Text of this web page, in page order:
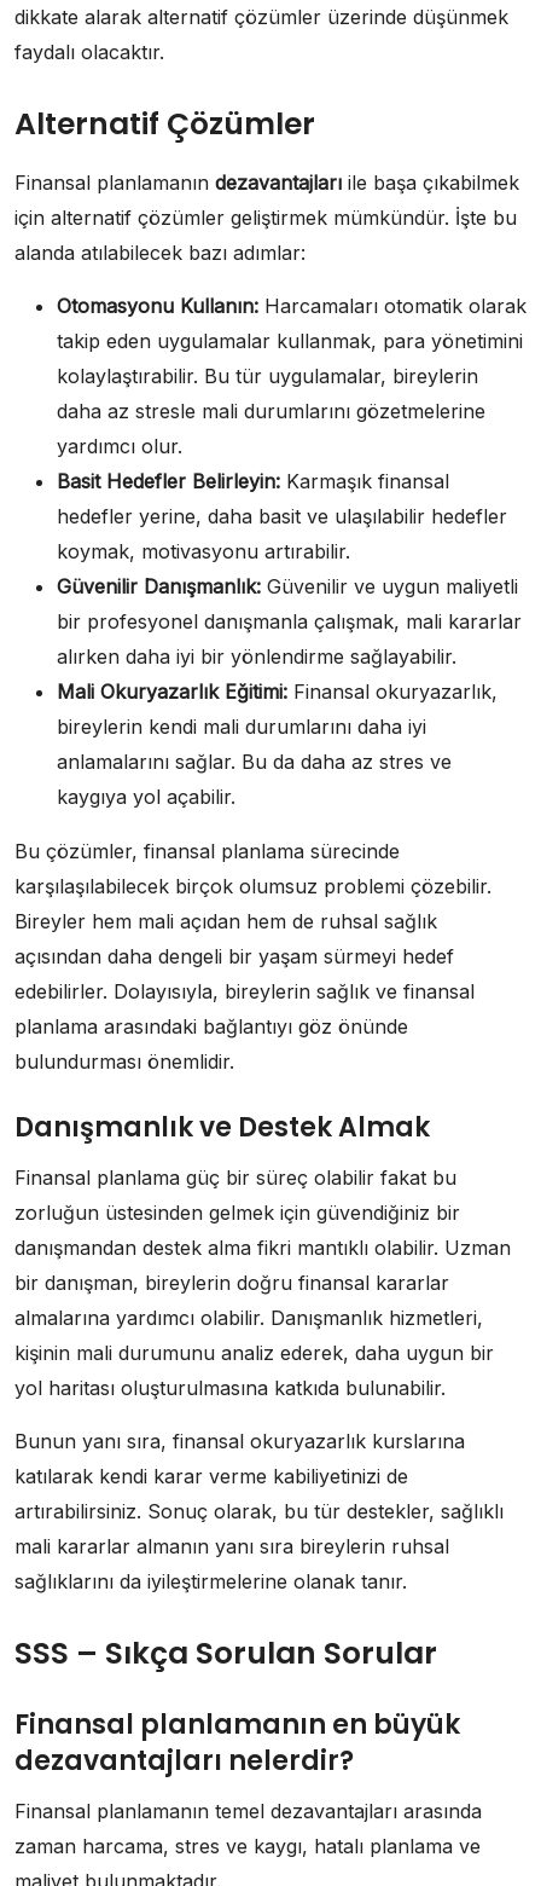
dikkate alarak alternatif çözümler üzerinde düşünmek
faydalı olacaktır.
Alternatif Çözümler
Finansal planlamanın dezavantajları ile başa çıkabilmek
için alternatif çözümler geliştirmek mümkündür. İşte bu
alanda atılabilecek bazı adımlar:
Otomasyonu Kullanın: Harcamaları otomatik olarak
takip eden uygulamalar kullanmak, para yönetimini
kolaylaştırabilir. Bu tür uygulamalar, bireylerin
daha az stresle mali durumlarını gözetmelerine
yardımcı olur.
Basit Hedefler Belirleyin: Karmaşık finansal
hedefler yerine, daha basit ve ulaşılabilir hedefler
koymak, motivasyonu artırabilir.
Güvenilir Danışmanlık: Güvenilir ve uygun maliyetli
bir profesyonel danışmanla çalışmak, mali kararlar
alırken daha iyi bir yönlendirme sağlayabilir.
Mali Okuryazarlık Eğitimi: Finansal okuryazarlık,
bireylerin kendi mali durumlarını daha iyi
anlamalarını sağlar. Bu da daha az stres ve
kaygıya yol açabilir.
Bu çözümler, finansal planlama sürecinde
karşılaşılabilecek birçok olumsuz problemi çözebilir.
Bireyler hem mali açıdan hem de ruhsal sağlık
açısından daha dengeli bir yaşam sürmeyi hedef
edebilirler. Dolayısıyla, bireylerin sağlık ve finansal
planlama arasındaki bağlantıyı göz önünde
bulundurması önemlidir.
Danışmanlık ve Destek Almak
Finansal planlama güç bir süreç olabilir fakat bu
zorluğun üstesinden gelmek için güvendiğiniz bir
danışmandan destek alma fikri mantıklı olabilir. Uzman
bir danışman, bireylerin doğru finansal kararlar
almalarına yardımcı olabilir. Danışmanlık hizmetleri,
kişinin mali durumunu analiz ederek, daha uygun bir
yol haritası oluşturulmasına katkıda bulunabilir.
Bunun yanı sıra, finansal okuryazarlık kurslarına
katılarak kendi karar verme kabiliyetinizi de
artırabilirsiniz. Sonuç olarak, bu tür destekler, sağlıklı
mali kararlar almanın yanı sıra bireylerin ruhsal
sağlıklarını da iyileştirmelerine olanak tanır.
SSS – Sıkça Sorulan Sorular
Finansal planlamanın en büyük
dezavantajları nelerdir?
Finansal planlamanın temel dezavantajları arasında
zaman harcama, stres ve kaygı, hatalı planlama ve
maliyet bulunmaktadır.